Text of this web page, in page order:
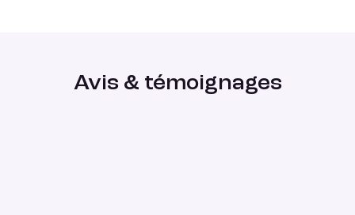
Avis & témoignages